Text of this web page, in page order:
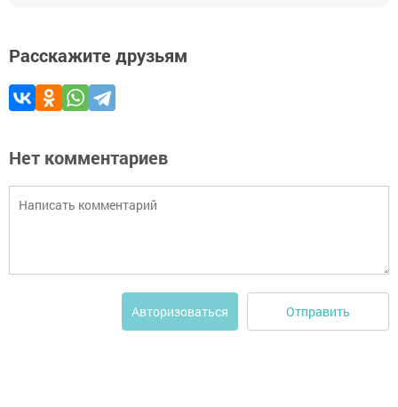
Расскажите друзьям
Нет комментариев
Авторизоваться Отправить